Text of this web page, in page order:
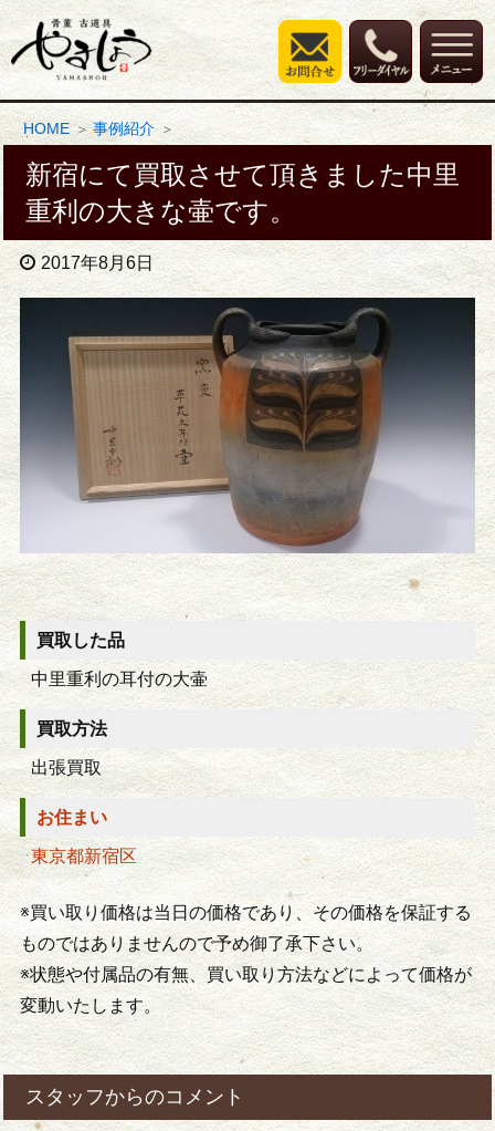
HOME 事例紹介
新宿にて買取させて頂きました中里
重利の大きな壷です。
2017年8月6日
買取した品
中里重利の耳付の大壷
買取方法
出張買取
お住まい
東京都新宿区
※買い取り価格は当日の価格であり、その価格を保証する
ものではありませんので予め御了承下さい。
※状態や付属品の有無、買い取り方法などによって価格が
変動いたします。
スタッフからのコメント